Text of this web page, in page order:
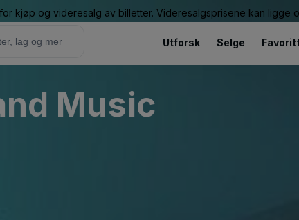
kjøp og videresalg av billetter. Videresalgsprisene kan ligge
Utforsk Selge
Music